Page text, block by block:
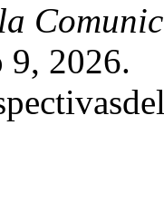
9, 2026.